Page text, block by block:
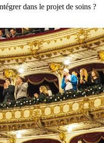
dans le projet de soins ?